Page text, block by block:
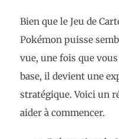
Bien que le Jeu de
Pokémon puisse
vue, une fois que
base, il devient une
stratégique. Voici un
aider à commencer.